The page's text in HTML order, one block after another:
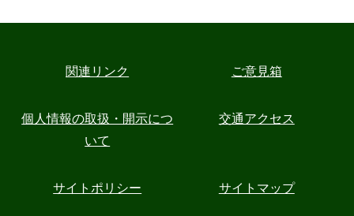
関連リンク ご意見箱
個人情報の取扱・開示につ
いて
交通アクセス
サイトポリシー サイトマップ